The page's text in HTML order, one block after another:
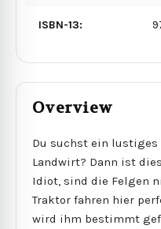
ISBN-13:
Overview
Du suchst ein lustiges
Landwirt? Dann ist
Idiot, sind die Felgen
Traktor fahren hier
wird ihm bestimmt